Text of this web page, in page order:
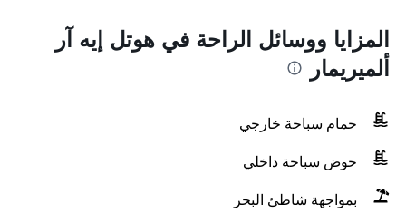
المزايا ووسائل الراحة في هوتل إيه آر
ألميريمار
حمام سباحة خارجي
حوض سباحة داخلي
بمواجهة شاطئ البحر